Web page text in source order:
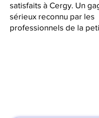
satisfaits à Cergy. Un
sérieux reconnu par les
professionnels de la